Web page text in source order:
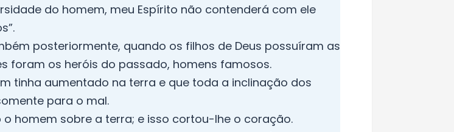
do homem, meu Espírito não contenderá com ele
posteriormente, quando os filhos de Deus possuíram as
foram os heróis do passado, homens famosos.
tinha aumentado na terra e que toda a inclinação dos
para o mal.
homem sobre a terra; e isso cortou-lhe o coração.